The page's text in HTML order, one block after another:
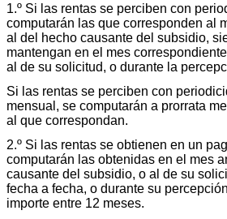
1.º Si las rentas se perciben con
computarán las que corresponden al
al del hecho causante del subsidio,
mantengan en el mes
al de su solicitud, o durante la
Si las rentas se perciben con
mensual, se computarán a prorrata
al que correspondan.
2.º Si las rentas se obtienen en un
computarán las obtenidas en el mes
causante del subsidio, o al de su
fecha a fecha, o durante su
importe entre 12 meses.